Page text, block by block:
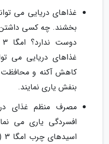
غذاهای دریایی می
بخشند. چه کسی داشتن
غذاهای دریایی می
کاهش آکنه و محافظت
بنفش یاری نمایند.
مصرف منظم غذای
افسردگی یاری می